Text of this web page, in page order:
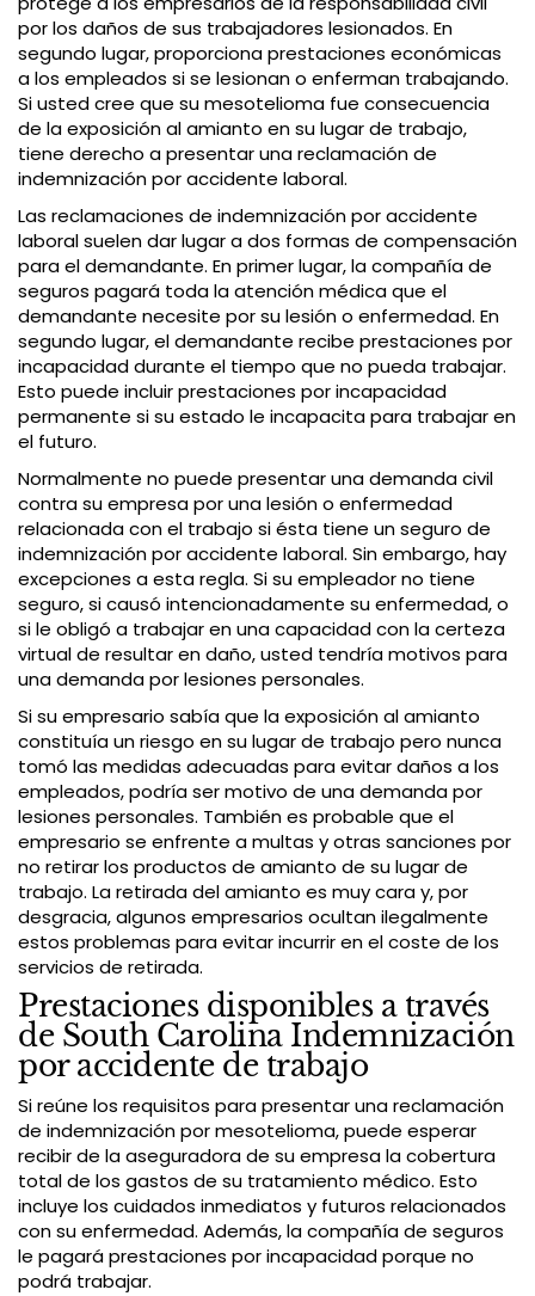
por los daños de sus trabajadores lesionados. En
segundo lugar, proporciona prestaciones económicas
a los empleados si se lesionan o enferman trabajando.
Si usted cree que su mesotelioma fue consecuencia
de la exposición al amianto en su lugar de trabajo,
tiene derecho a presentar una reclamación de
indemnización por accidente laboral.
Las reclamaciones de indemnización por accidente
laboral suelen dar lugar a dos formas de compensación
para el demandante. En primer lugar, la compañía de
seguros pagará toda la atención médica que el
demandante necesite por su lesión o enfermedad. En
segundo lugar, el demandante recibe prestaciones por
incapacidad durante el tiempo que no pueda trabajar.
Esto puede incluir prestaciones por incapacidad
permanente si su estado le incapacita para trabajar en
el futuro.
Normalmente no puede presentar una demanda civil
contra su empresa por una lesión o enfermedad
relacionada con el trabajo si ésta tiene un seguro de
indemnización por accidente laboral. Sin embargo, hay
excepciones a esta regla. Si su empleador no tiene
seguro, si causó intencionadamente su enfermedad, o
si le obligó a trabajar en una capacidad con la certeza
virtual de resultar en daño, usted tendría motivos para
una demanda por lesiones personales.
Si su empresario sabía que la exposición al amianto
constituía un riesgo en su lugar de trabajo pero nunca
tomó las medidas adecuadas para evitar daños a los
empleados, podría ser motivo de una demanda por
lesiones personales. También es probable que el
empresario se enfrente a multas y otras sanciones por
no retirar los productos de amianto de su lugar de
trabajo. La retirada del amianto es muy cara y, por
desgracia, algunos empresarios ocultan ilegalmente
estos problemas para evitar incurrir en el coste de los
servicios de retirada.
Prestaciones disponibles a través
de South Carolina Indemnización
por accidente de trabajo
Si reúne los requisitos para presentar una reclamación
de indemnización por mesotelioma, puede esperar
recibir de la aseguradora de su empresa la cobertura
total de los gastos de su tratamiento médico. Esto
incluye los cuidados inmediatos y futuros relacionados
con su enfermedad. Además, la compañía de seguros
le pagará prestaciones por incapacidad porque no
podrá trabajar.